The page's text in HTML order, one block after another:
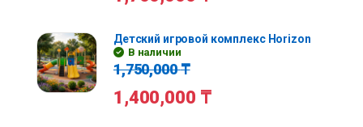
Детский игровой комплекс Horizon
В наличии
1,750,000₸
1,400,000 ₸